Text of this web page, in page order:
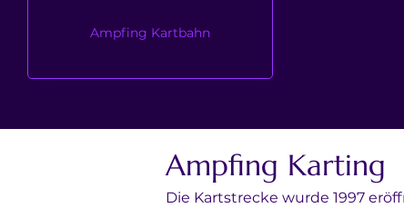
Ampfing Kartbahn
Ampfing Karting
Die Kartstrecke wurde 1997